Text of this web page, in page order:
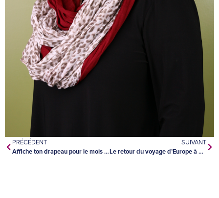
PRÉCÉDENT
Affiche ton drapeau pour le mois de la francophonie!
SUIVANT
Le retour du voyage d’Europe à La Vérendrye